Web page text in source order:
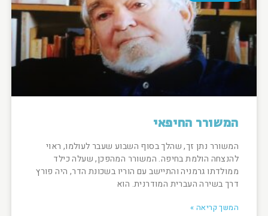
המשורר החיפאי
המשורר נתן זך, שהלך בסוף השבוע שעבר לעולמו, ראוי
להנצחה הולמת בחיפה. המשורר המהפכן, שעלה כילד
ממולדתו גרמניה והתיישב עם הוריו בשכונת הדר, היה פורץ
דרך בשירה העברית המודרנית. הוא
המשך קריאה »